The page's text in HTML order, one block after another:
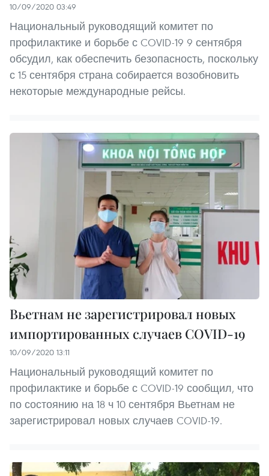
10/09/2020 03:49
Национальный руководящий комитет по
профилактике и борьбе с COVID-19 9 сентября
обсудил, как обеспечить безопасность, поскольку
с 15 сентября страна собирается возобновить
некоторые международные рейсы.
Вьетнам не зарегистрировал новых
импортированных случаев COVID-19
10/09/2020 13:11
Национальный руководящий комитет по
профилактике и борьбе с COVID-19 сообщил, что
по состоянию на 18 ч 10 сентября Вьетнам не
зарегистрировал новых случаев COVID-19.